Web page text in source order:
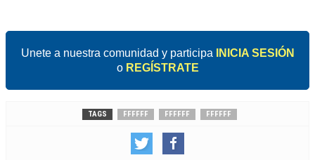
Unete a nuestra comunidad y participa
INICIA SESIÓN
o REGÍSTRATE
TAGS FFFFFF FFFFFF FFFFFF